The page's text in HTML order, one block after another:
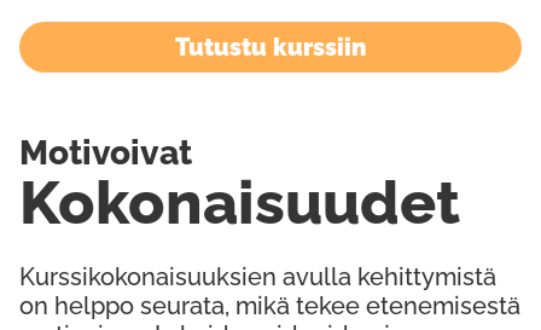
Tutustu kurssiin
Kurssikokonaisuuksien avulla kehittymistä
on helppo seurata, mikä tekee etenemisestä
Kokonaisuudet
Motivoivat